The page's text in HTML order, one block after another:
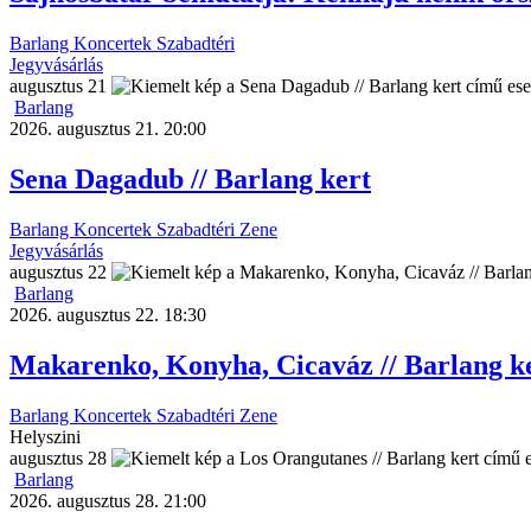
Barlang Koncertek Szabadtéri
Jegyvásárlás
augusztus 21
Barlang
2026. augusztus 21. 20:00
Sena Dagadub // Barlang kert
Barlang Koncertek Szabadtéri Zene
Jegyvásárlás
augusztus 22
Barlang
2026. augusztus 22. 18:30
Makarenko, Konyha, Cicaváz // Barlang
Barlang Koncertek Szabadtéri Zene
Helyszini
augusztus 28
Barlang
2026. augusztus 28. 21:00